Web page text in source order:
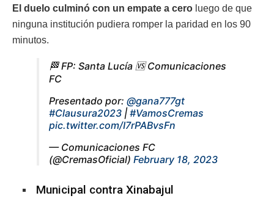
El duelo culminó con un empate a cero luego de que
ninguna institución pudiera romper la paridad en los 90
minutos.
🏁 FP: Santa Lucía 🆚 Comunicaciones
FC
Presentado por: @gana777gt
#Clausura2023 | #VamosCremas
pic.twitter.com/I7rPABvsFn
— Comunicaciones FC
(@CremasOficial) February 18, 2023
Municipal contra Xinabajul